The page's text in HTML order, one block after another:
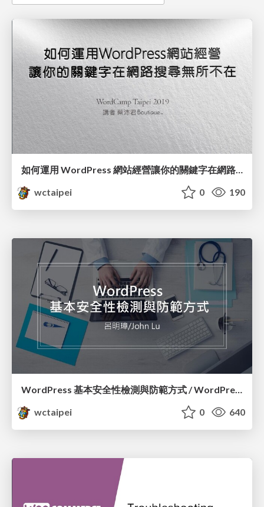
如何運用 WordPress 網站經營讓你的關鍵字在網路搜尋無所不在 / Utilizing Keywords to Improving WordPress SEO_蔡沛君 / PG Tsai
wctaipei
0 190
wctaipei
0 640